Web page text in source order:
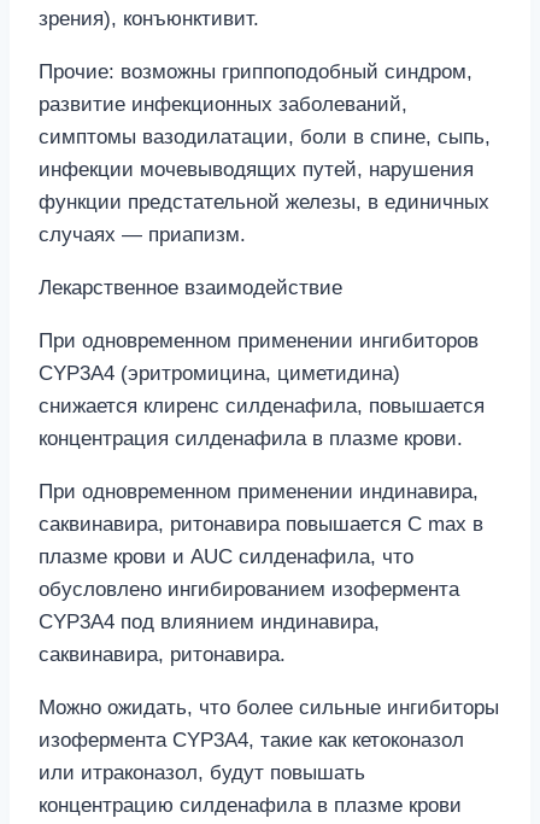
зрения), конъюнктивит.
Прочие: возможны гриппоподобный синдром,
развитие инфекционных заболеваний,
симптомы вазодилатации, боли в спине, сыпь,
инфекции мочевыводящих путей, нарушения
функции предстательной железы, в единичных
случаях — приапизм.
Лекарственное взаимодействие
При одновременном применении ингибиторов
CYP3A4 (эритромицина, циметидина)
снижается клиренс силденафила, повышается
концентрация силденафила в плазме крови.
При одновременном применении индинавира,
саквинавира, ритонавира повышается C max в
плазме крови и AUC силденафила, что
обусловлено ингибированием изофермента
CYP3A4 под влиянием индинавира,
саквинавира, ритонавира.
Можно ожидать, что более сильные ингибиторы
изофермента CYP3A4, такие как кетоконазол
или итраконазол, будут повышать
концентрацию силденафила в плазме крови